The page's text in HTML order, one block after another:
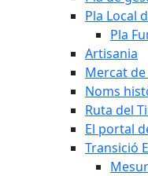
Pla Local
Pla
Artisania
Mercat
Noms
Ruta del
El portal
Transició